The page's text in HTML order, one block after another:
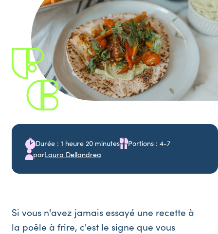
Durée : 1 heure 20 minutes
Portions : 4-7
parLaura Dellandrea
Si vous n'avez jamais essayé une recette à
la poêle à frire, c'est le signe que vous